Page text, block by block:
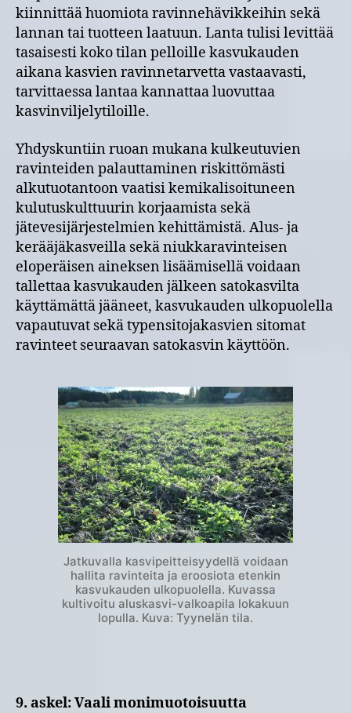
kiinnittää huomiota ravinnehävikkeihin sekä
lannan tai tuotteen laatuun. Lanta tulisi levittää
tasaisesti koko tilan pelloille kasvukauden
aikana kasvien ravinnetarvetta vastaavasti,
tarvittaessa lantaa kannattaa luovuttaa
kasvinviljelytiloille.
Yhdyskuntiin ruoan mukana kulkeutuvien
ravinteiden palauttaminen riskittömästi
alkutuotantoon vaatisi kemikalisoituneen
kulutuskulttuurin korjaamista sekä
jätevesijärjestelmien kehittämistä. Alus- ja
kerääjäkasveilla sekä niukkaravinteisen
eloperäisen aineksen lisäämisellä voidaan
tallettaa kasvukauden jälkeen satokasvilta
käyttämättä jääneet, kasvukauden ulkopuolella
vapautuvat sekä typensitojakasvien sitomat
ravinteet seuraavan satokasvin käyttöön.
Jatkuvalla kasvipeitteisyydellä voidaan
hallita ravinteita ja eroosiota etenkin
kasvukauden ulkopuolella. Kuvassa
kultivoitu aluskasvi-valkoapila lokakuun
lopulla. Kuva: Tyynelän tila.
9. askel: Vaali monimuotoisuutta